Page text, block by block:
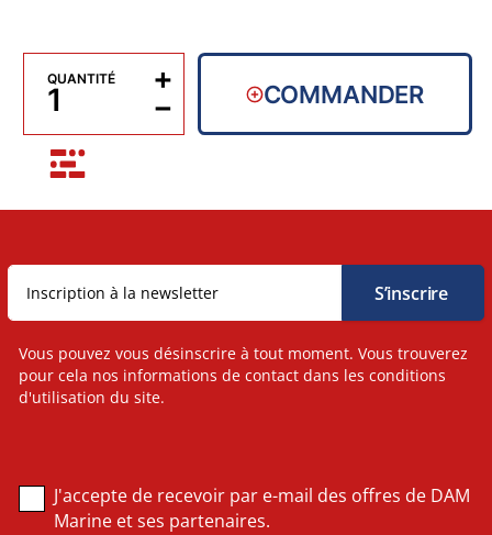
QUANTITÉ
−
+ COMMANDER
Vous pouvez vous désinscrire à tout moment. Vous trouverez
pour cela nos informations de contact dans les conditions
d'utilisation du site.
J'accepte de recevoir par e-mail des offres de DAM
Marine et ses partenaires.